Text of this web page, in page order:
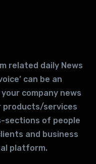
related daily News
can be an
company news
products/services
sections of people
and business
platform.